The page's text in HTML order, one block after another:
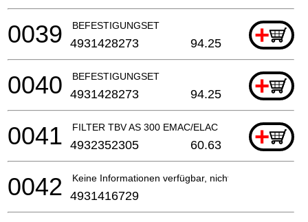
BEFESTIGUNGSET +
0039 4931428273 94.25
BEFESTIGUNGSET +
0040 4931428273 94.25
FILTER TBV AS 300 EMAC/ELAC +
0041 4932352305 60.63
Keine Informationen verfügbar, nicht bestellbar
0042 4931416729